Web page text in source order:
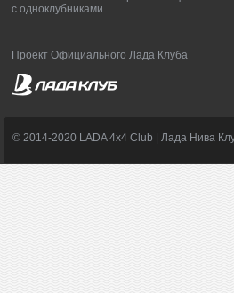
с одноклубниками.
Проект Официального Лада Клуба
© 2014-2020 LADA 4x4 Club | Лада Нива